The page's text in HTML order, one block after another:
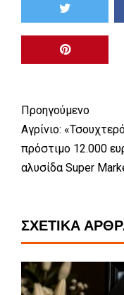
Προηγούμενο
Αγρίνιο:
πρόστιμο 12.000
αλυσίδα Super
ΣΧΕΤΙΚΆ